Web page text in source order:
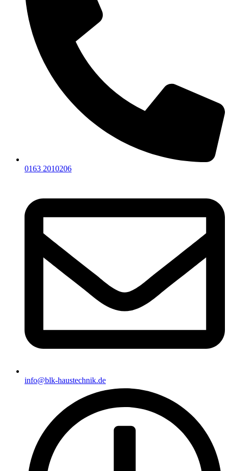
0163 2010206
info@blk-haustechnik.de